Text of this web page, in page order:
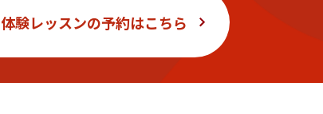
体験レッスンの予約はこちら